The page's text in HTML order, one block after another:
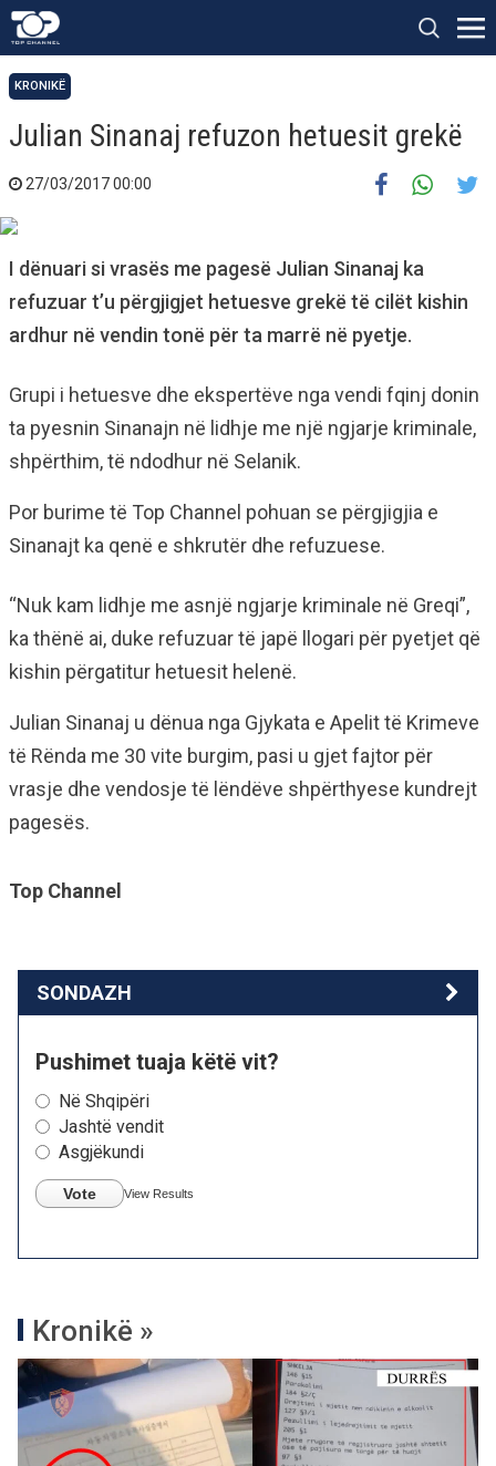
KRONIKË
Julian Sinanaj refuzon hetuesit grekë
27/03/2017 00:00
I dënuari si vrasës me pagesë Julian Sinanaj ka
refuzuar t’u përgjigjet hetuesve grekë të cilët kishin
ardhur në vendin tonë për ta marrë në pyetje.
Grupi i hetuesve dhe ekspertëve nga vendi fqinj donin
ta pyesnin Sinanajn në lidhje me një ngjarje kriminale,
shpërthim, të ndodhur në Selanik.
Por burime të Top Channel pohuan se përgjigjia e
Sinanajt ka qenë e shkrutër dhe refuzuese.
“Nuk kam lidhje me asnjë ngjarje kriminale në Greqi”,
ka thënë ai, duke refuzuar të japë llogari për pyetjet që
kishin përgatitur hetuesit helenë.
Julian Sinanaj u dënua nga Gjykata e Apelit të Krimeve
të Rënda me 30 vite burgim, pasi u gjet fajtor për
vrasje dhe vendosje të lëndëve shpërthyese kundrejt
pagesës.
Top Channel
SONDAZH
Pushimet tuaja këtë vit?
Në Shqipëri
Jashtë vendit
Asgjëkundi
Vote View Results
Kronikë »